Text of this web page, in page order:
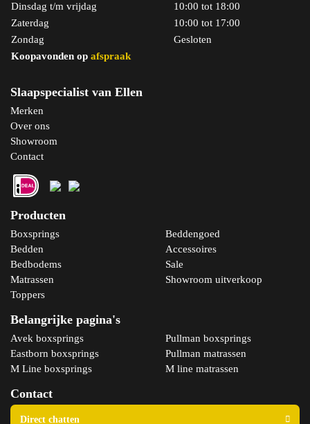
Dinsdag t/m vrijdag
10:00 tot 18:00
Zaterdag
10:00 tot 17:00
Zondag
Gesloten
Koopavonden op afspraak
Slaapspecialist van Ellen
Merken
Over ons
Showroom
Contact
Producten
Boxsprings
Bedden
Bedbodems
Matrassen
Toppers
Beddengoed
Accessoires
Sale
Showroom uitverkoop
Belangrijke pagina's
Avek boxsprings
Eastborn boxsprings
M Line boxsprings
Pullman boxsprings
Pullman matrassen
M line matrassen
Contact